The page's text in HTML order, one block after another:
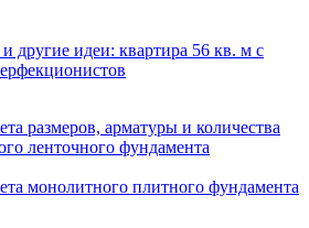
другие идеи: квартира 56 кв. м с
размеров, арматуры и количества
ленточного фундамента
монолитного плитного фундамента